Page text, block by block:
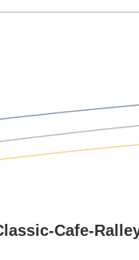
Cafe-